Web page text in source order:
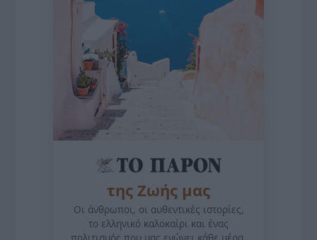
της Ζωής μας
Οι άνθρωποι, οι αυθεντικές ιστορίες,
το ελληνικό καλοκαίρι και ένας